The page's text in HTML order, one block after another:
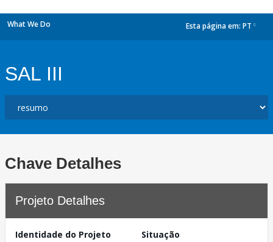
What We Do Esta página em: PT
SAL III
Chave Detalhes
Projeto Detalhes
Identidade do Projeto
Situação